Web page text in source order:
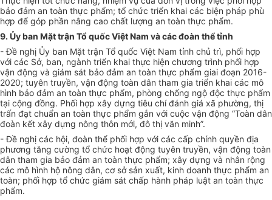
bảo đảm an toàn thực phẩm; tổ chức triển khai các biện pháp phù
hợp để góp phần nâng cao chất lượng an toàn thực phẩm.
9. Ủy ban Mặt trận Tổ quốc Việt Nam và các đoàn thể tỉnh
- Đề nghị Ủy ban Mặt trận Tổ quốc Việt Nam tỉnh chủ trì, phối hợp
với các Sở, ban, ngành triển khai thực hiện chương trình phối hợp
vận động và giám sát bảo đảm an toàn thực phẩm giai đoạn 2016-
2020; tuyên truyền, vận động toàn dân tham gia triển khai các mô
hình bảo đảm an toàn thực phẩm, phòng chống ngộ độc thực phẩm
tại cộng đồng. Phối hợp xây dựng tiêu chí đánh giá xã phường, thị
trấn đạt chuẩn an toàn thực phẩm gắn với cuộc vận động “Toàn dân
đoàn kết xây dựng nông thôn mới, đô thị văn minh”.
- Đề nghị các hội, đoàn thể phối hợp với các cấp chính quyền địa
phương tăng cường tổ chức hoạt động tuyên truyền, vận động toàn
dân tham gia bảo đảm an toàn thực phẩm; xây dựng và nhân rộng
các mô hình hộ nông dân, cơ sở sản xuất, kinh doanh thực phẩm an
toàn; phối hợp tổ chức giám sát chấp hành pháp luật an toàn thực
phẩm.